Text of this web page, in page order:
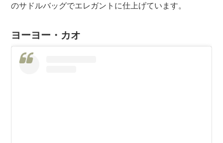
のサドルバッグでエレガントに仕上げています。
ヨーヨー・カオ